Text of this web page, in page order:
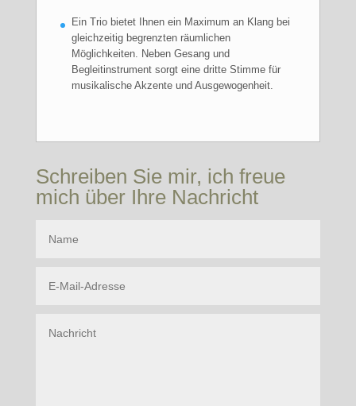
Ein Trio bietet Ihnen ein Maximum an Klang bei
gleichzeitig begrenzten räumlichen
Möglichkeiten. Neben Gesang und
Begleitinstrument sorgt eine dritte Stimme für
musikalische Akzente und Ausgewogenheit.
Schreiben Sie mir, ich freue
mich über Ihre Nachricht